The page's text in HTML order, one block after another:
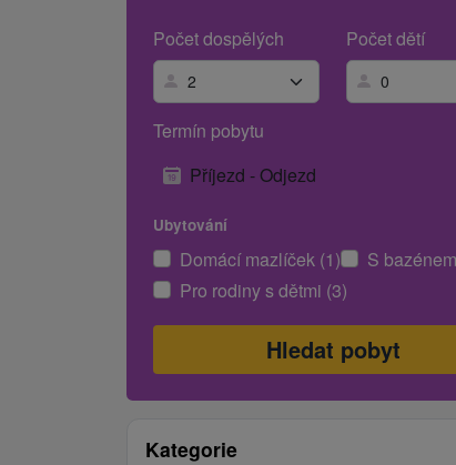
Počet dospělých
Počet dětí
Termín pobytu
Příjezd - Odjezd
Ubytování
Domácí mazlíček (1)
S
Pro rodiny s dětmi (3)
Kategorie